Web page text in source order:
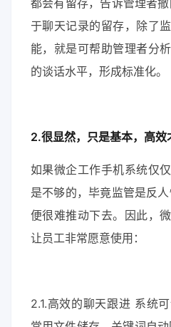
都会有留存，告诉管理者
于聊天记录的留存，除了
能，就是可帮助管理者分
的谈话水平，形成标准化。
2.很显然，只是基本，高效
如果微企工作手机系统仅
是不够的，毕竟监管是反
便很难推动下去。因此，
让员工非常愿意使用：
2.1.高效的聊天跟进 系统